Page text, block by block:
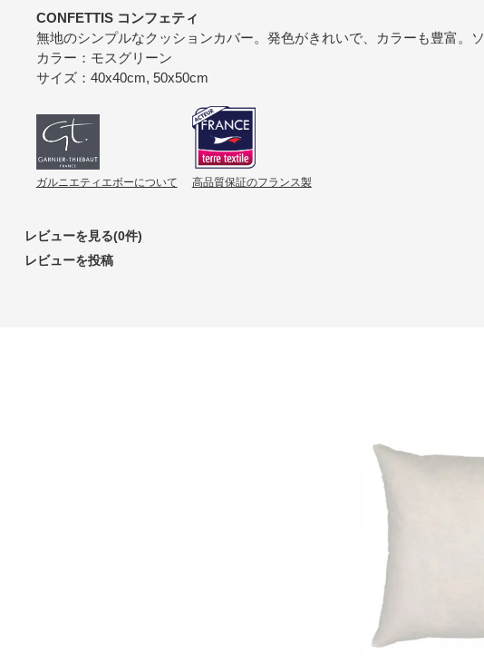
CONFETTIS コンフェティ
無地のシンプルなクッションカバー。発色がきれいで、カラーも豊富。
カラー：モスグリーン
サイズ：40x40cm, 50x50cm
ガルニエティエボーについて 高品質保証のフランス製
レビューを見る(0件)
レビューを投稿